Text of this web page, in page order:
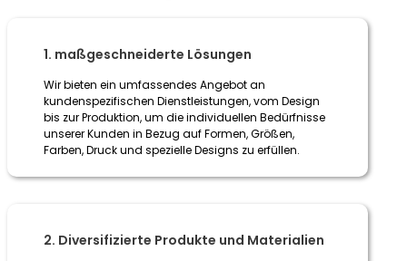
1. maßgeschneiderte Lösungen
Wir bieten ein umfassendes Angebot an
kundenspezifischen Dienstleistungen, vom Design
bis zur Produktion, um die individuellen Bedürfnisse
unserer Kunden in Bezug auf Formen, Größen,
Farben, Druck und spezielle Designs zu erfüllen.
2. Diversifizierte Produkte und Materialien